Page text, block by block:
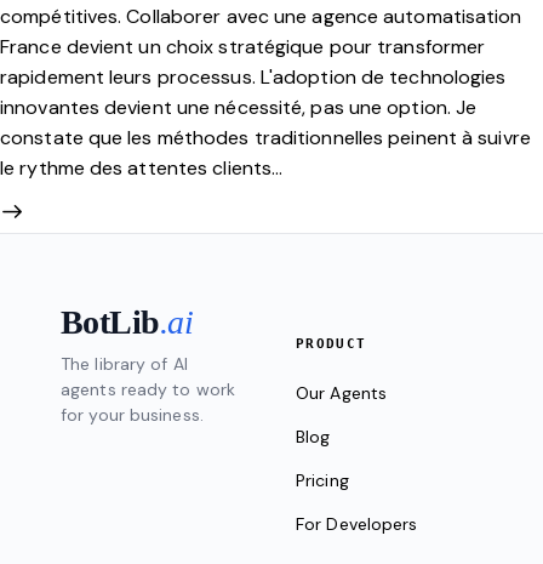
compétitives. Collaborer avec une agence automatisation
France devient un choix stratégique pour transformer
rapidement leurs processus. L'adoption de technologies
innovantes devient une nécessité, pas une option. Je
constate que les méthodes traditionnelles peinent à suivre
le rythme des attentes clients…
BotLib.ai
The library of AI
agents ready to work
for your business.
PRODUCT
Our Agents
Blog
Pricing
For Developers